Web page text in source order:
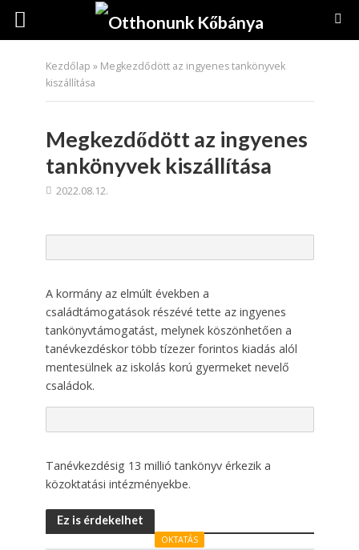
Kezdőlap » Megkezdődött az ingyenes tankönyvek
kiszállítása
Megkezdődött az ingyenes
tankönyvek kiszállítása
2022.08.12.
A kormány az elmúlt években a
családtámogatások részévé tette az ingyenes
tankönyvtámogatást, melynek köszönhetően a
tanévkezdéskor több tízezer forintos kiadás alól
mentesülnek az iskolás korú gyermeket nevelő
családok.
Tanévkezdésig 13 millió tankönyv érkezik a
közoktatási intézményekbe.
Ez is érdekelhet
OKTATÁS